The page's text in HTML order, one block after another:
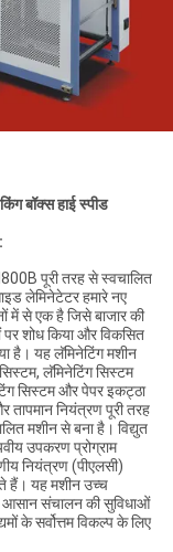
बॉक्स हाई स्पीड
पूरी तरह से स्वचालित
लेमिनेटेटर हमारे नए
में से एक है जिसे बाजार की
शोध किया और विकसित
है। यह लॅमिनेटिंग मशीन
लॅमिनेटिंग सिस्टम
सिस्टम और पेपर इकट्ठा
तापमान नियंत्रण पूरी तरह
मशीन से बना है। विद्युत
उपकरण प्रोग्राम
नियंत्रण (पीएलसी)
हैं। यह मशीन उच्च
आसान संचालन की सुविधाओं
के सर्वोत्तम विकल्प के लिए